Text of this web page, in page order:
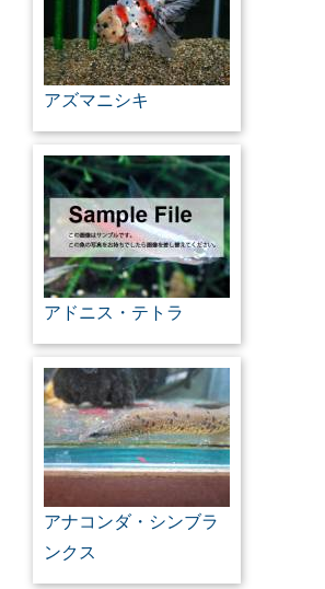
アズマニシキ
アドニス・テトラ
アナコンダ・シンブラ
ンクス